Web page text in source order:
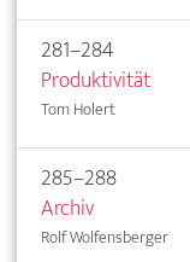
281–284
Produktivität
Tom Holert
285–288
Archiv
Rolf Wolfensberger